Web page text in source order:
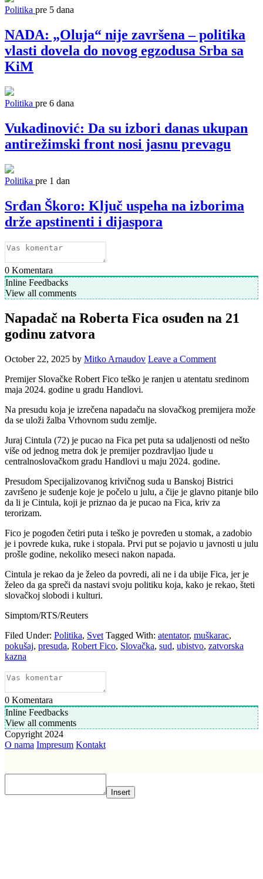
Politika pre 5 dana
NADA: „Oluja“ nije završena – politika
vlasti dovela do novog egzodusa Srba sa
KiM
Politika pre 6 dana
Vukadinović: Da su izbori danas ukupan
antirežimski front nosi jasnu prevagu
Politika pre 1 dan
Srđan Škoro: Ključ uspeha na izborima
drže apstinenti i dijaspora
0 Komentara
Inline Feedbacks
View all comments
Napadač na Roberta Fica osuđen na 21
godinu zatvora
October 22, 2025 by Mitko Arnaudov Leave a Comment
Premijer Slovačke Robert Fico teško je ranjen u atentatu sredinom
maja 2024. godine u gradu Handlovi.
Na presudu koja je izrečena napadaču na slovačkog premijera može
da se uloži žalba Vrhovnom sudu zemlje.
Juraj Cintula (72) je pucao na Fica pet puta sa udaljenosti od nešto
više od jednog metra dok je premijer pozdravljao ljude u
centralnoslovačkom gradu Handlovi u maju 2024. godine.
Presudom Specijalizovanog krivičnog suda u Banskoj Bistrici
završeno je suđenje koje je počelo u julu, a čije je glavno pitanje bilo
da li je Cintula, koji je priznao da je pucao na Fica, kriv za
terorizam.
Fico je pogođen četiri puta i teško je povređen u stomak, a zadobio
je i povrede kuka, ruke i stopala. Prvi put se pojavio u javnosti u julu
prošle godine, nekoliko meseci nakon napada.
Cintula je rekao da je želeo da povredi, ali ne i da ubije Fica, jer je
želeo da ga spreči da nastavi svoju politiku koja, kako je rekao, šteti
slovačkoj slobodi i kulturi.
Simptom/RTS/Reuters
Filed Under: Politika, Svet Tagged With: atentator, muškarac,
pokušaj, presuda, Robert Fico, Slovačka, sud, ubistvo, zatvorska
kazna
0 Komentara
Inline Feedbacks
View all comments
Copyright 2024
O nama Impresum Kontakt
Insert